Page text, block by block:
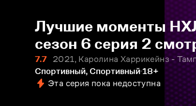
Лучшие моменты
сезон 6 серия 2
7.7
2021, Каролина Харрикейнз -
Спортивный, Спортивный 18+
Эта серия пока недоступна